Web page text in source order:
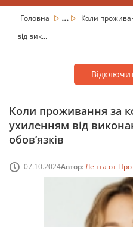
Головна ...
Коли
від вик...
Коли проживання за
ухиленням від
обов’язків
07.10.2024Автор:Лента от